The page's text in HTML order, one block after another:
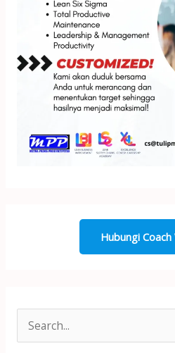
Hubungi Coach